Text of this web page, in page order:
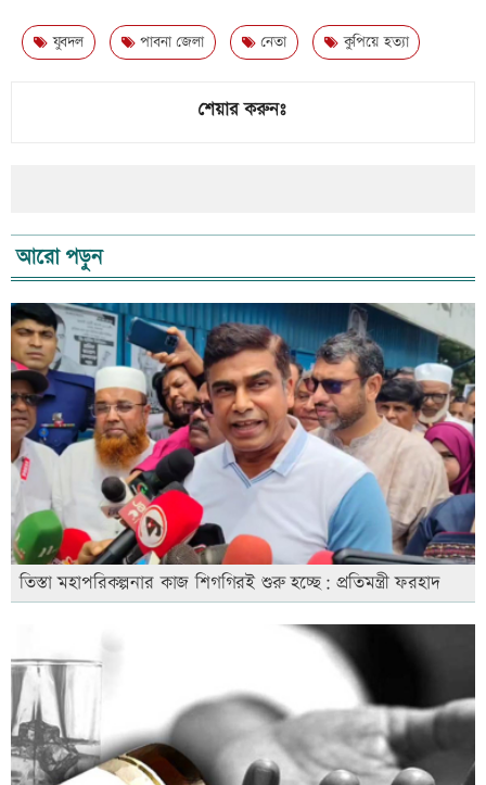
যুবদল পাবনা জেলা নেতা কুপিয়ে হত্যা
শেয়ার করুনঃ
আরো পড়ুন
তিস্তা মহাপরিকল্পনার কাজ শিগগিরই শুরু হচ্ছে: প্রতিমন্ত্রী ফরহাদ